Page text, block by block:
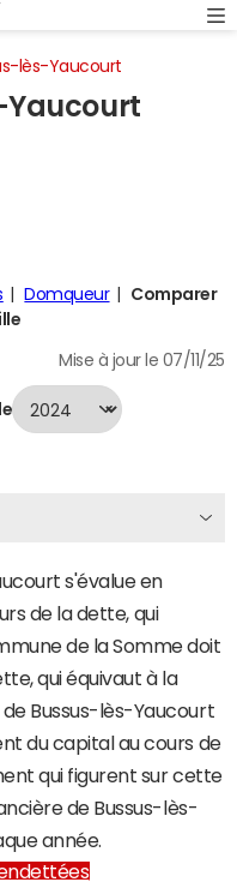
lès-Yaucourt
Yaucourt
Domqueur
Comparer
Mise à jour le 07/11/25
s'évalue en
de la dette, qui
de la Somme doit
qui équivaut à la
Bussus-lès-Yaucourt
du capital au cours de
qui figurent sur cette
de Bussus-lès-
année.